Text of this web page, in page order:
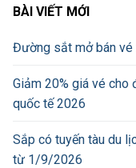
BÀI VIẾT MỚI
Đường sắt mở bán vé
Giảm 20% giá vé cho
quốc tế 2026
Sắp có tuyến tàu du
từ 1/9/2026